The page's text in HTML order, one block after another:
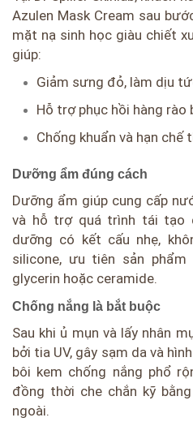
Azulen Mask Cream sau
mặt nạ sinh học giàu chiết
giúp:
Giảm sưng đỏ, làm dịu
Hỗ trợ phục hồi hàng rào
Chống khuẩn và hạn chế
Dưỡng ẩm đúng cách
Dưỡng ẩm giúp cung cấp
và hỗ trợ quá trình tái tạo
dưỡng có kết cấu nhẹ,
silicone, ưu tiên sản phẩm
glycerin hoặc ceramide.
Chống nắng là bắt buộc
Sau khi ủ mụn và lấy nhân
bởi tia UV, gây sạm da và
bôi kem chống nắng phổ
đồng thời che chắn kỹ
ngoài.